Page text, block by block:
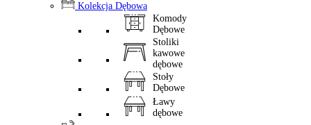
Kolekcja Dębowa
Komody
Dębowe
Stoliki
kawowe
dębowe
Stoły
Dębowe
Ławy
dębowe